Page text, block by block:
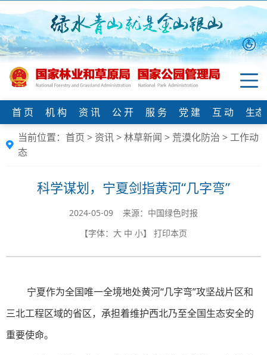
首 页 机 构 资 讯 公 开 服 务 党 建 互 动
生
当前位置： 首页 > 资讯>林草新闻 > 荒漠化防治 >工作动
态
科学谋划，宁夏剑指黄河“几字弯”
2024-05-09 来源：中国绿色时报
【字体： 大 中 小】 打印本页
宁夏作为全国唯一全境地处黄河“几字弯”攻坚战片区和
三北工程区域的省区，承担着维护西北乃至全国生态安全的
重要使命。